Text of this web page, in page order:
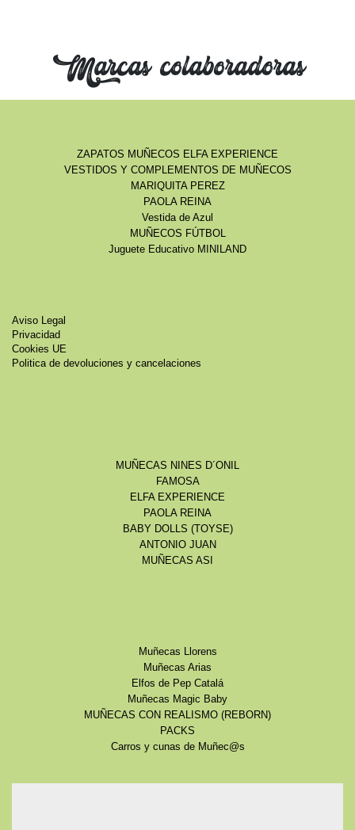
Marcas colaboradoras
ZAPATOS MUÑECOS ELFA EXPERIENCE
VESTIDOS Y COMPLEMENTOS DE MUÑECOS
MARIQUITA PEREZ
PAOLA REINA
Vestida de Azul
MUÑECOS FÚTBOL
Juguete Educativo MINILAND
Aviso Legal
Privacidad
Cookies UE
Politica de devoluciones y cancelaciones
MUÑECAS NINES D´ONIL
FAMOSA
ELFA EXPERIENCE
PAOLA REINA
BABY DOLLS (TOYSE)
ANTONIO JUAN
MUÑECAS ASI
Muñecas Llorens
Muñecas Arias
Elfos de Pep Catalá
Muñecas Magic Baby
MUÑECAS CON REALISMO (REBORN)
PACKS
Carros y cunas de Muñec@s